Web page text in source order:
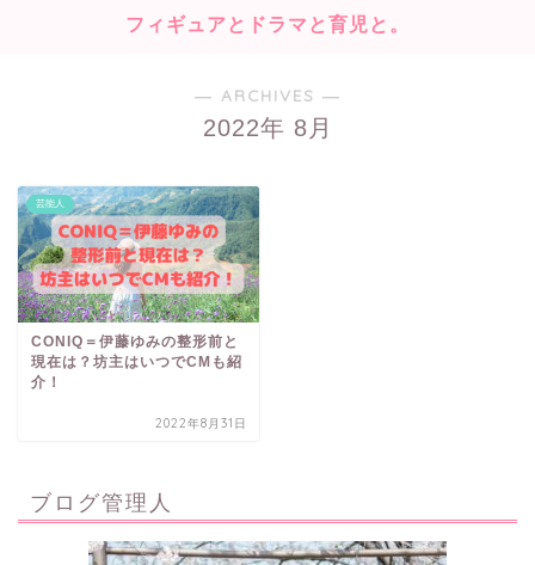
フィギュアとドラマと育児と。
― ARCHIVES ―
2022年 8月
芸能人
CONIQ＝伊藤ゆみの整形前と
現在は？坊主はいつでCMも紹
介！
2022年8月31日
ブログ管理人